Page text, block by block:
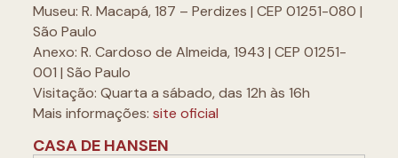
Museu: R. Macapá, 187 – Perdizes | CEP 01251-080 |
São Paulo
Anexo: R. Cardoso de Almeida, 1943 | CEP 01251-
001 | São Paulo
Visitação: Quarta a sábado, das 12h às 16h
Mais informações: site oficial
CASA DE HANSEN